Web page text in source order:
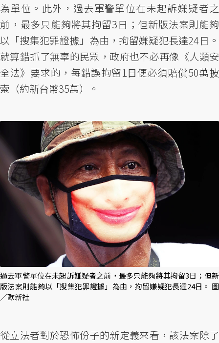
為單位。此外，過去軍警單位在未起訴嫌疑者之
前，最多只能夠將其拘留3日；但新版法案則能夠
以「搜集犯罪證據」為由，拘留嫌疑犯長達24日。
就算錯抓了無辜的民眾，政府也不必再像《人類安
全法》要求的，每錯誤拘留1日便必須賠償50萬披
索（約新台幣35萬）。
過去軍警單位在未起訴嫌疑者之前，最多只能夠將其拘留3日；但新
版法案則能夠以「搜集犯罪證據」為由，拘留嫌疑犯長達24日。 圖
／歐新社
從立法者對於恐怖份子的新定義來看，該法案除了